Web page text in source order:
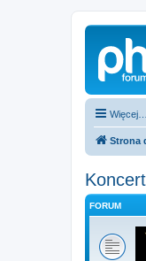
Więcej…
Strona
FORUM